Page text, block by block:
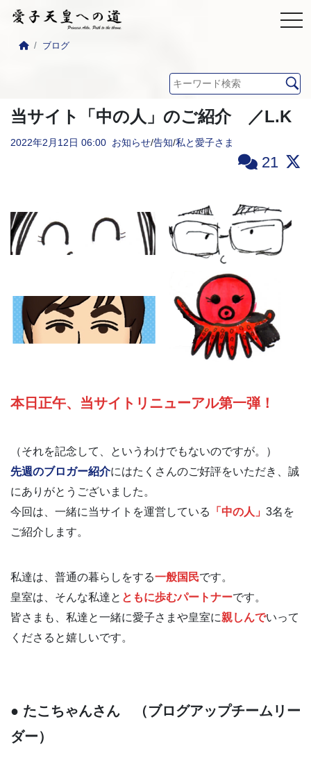
ブログ
当サイト「中の人」のご紹介 ／L.K
2022年2月12日 06:00 お知らせ/告知/私と愛子さま
21
本日正午、当サイトリニューアル第一弾！
（それを記念して、というわけでもないのですが。）
先週のブロガー紹介にはたくさんのご好評をいただき、誠
にありがとうございました。
今回は、一緒に当サイトを運営している
「中の人」 3名を
ご紹介します。
私達は、普通の暮らしをする一般国民です。
皇室は、そんな私達と ともに歩むパートナーです。
皆さまも、私達と一緒に愛子さまや皇室に親しんでいって
くださると嬉しいです。
● たこちゃんさん
（ブログアップチームリー
ダー）